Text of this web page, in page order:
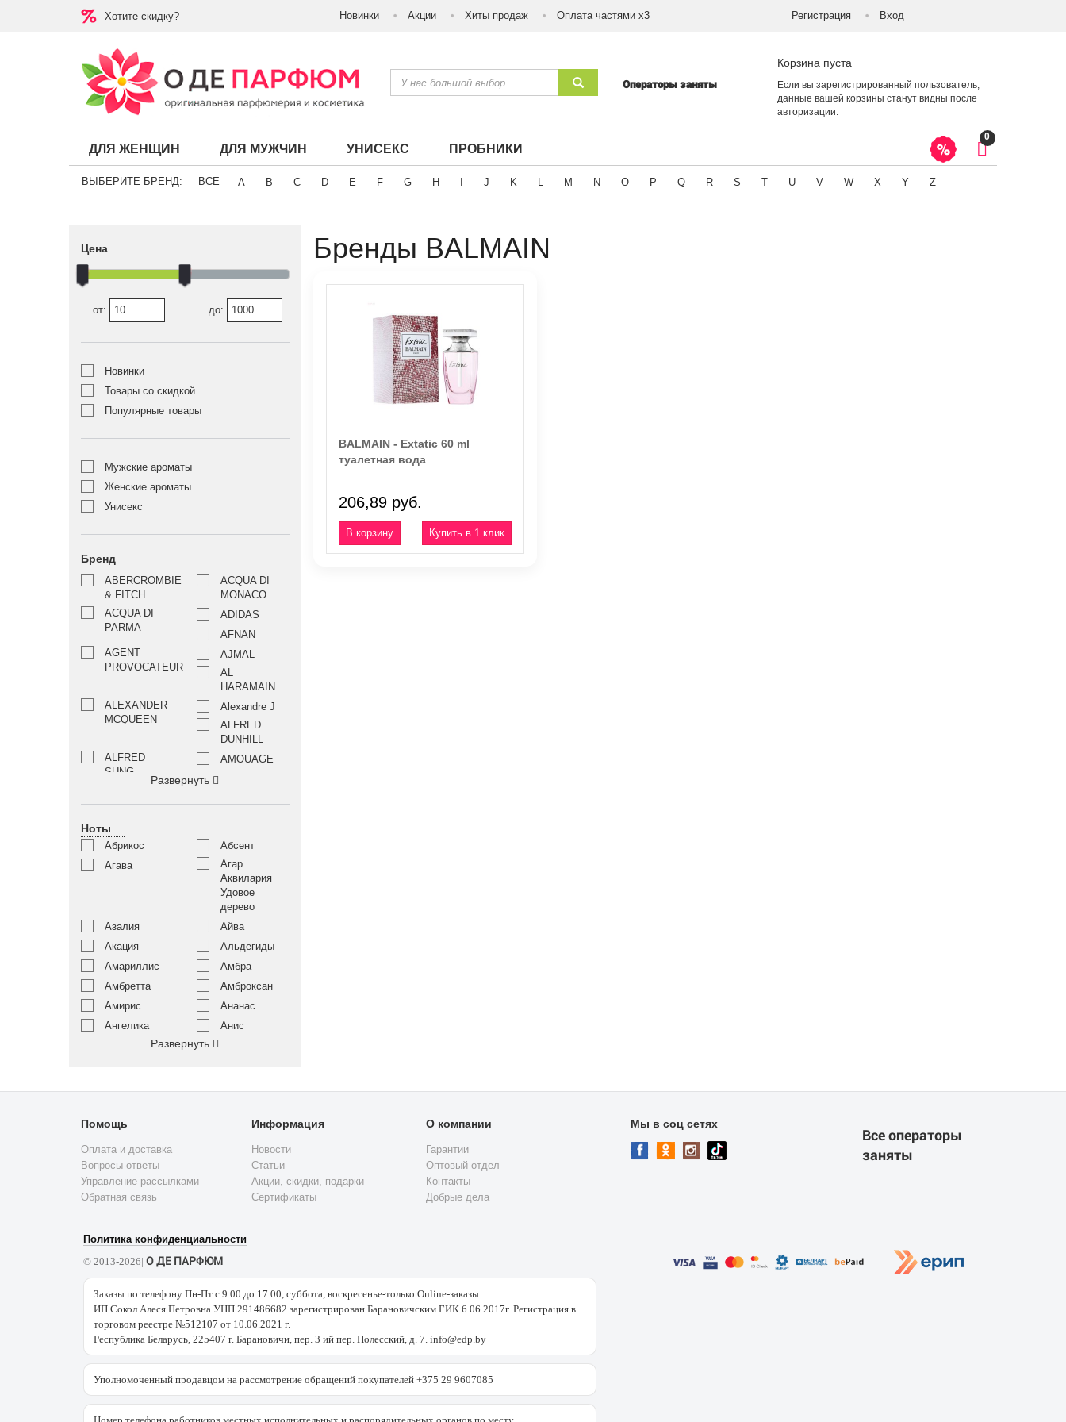
Хотите скидку? Новинки Акции Хиты продаж Оплата частями х3 Регистрация Вход
Операторы заняты
Корзина пуста
Если вы зарегистрированный пользователь,
данные вашей корзины станут видны после
авторизации
ДЛЯ ЖЕНЩИН ДЛЯ МУЖЧИН УНИСЕКС ПРОБНИКИ
0
ВЫБЕРИТЕ БРЕНД: ВСЕ A B C D E F G H J K L M N O P Q R S T U V W X Y Z
Цена
от: до:
Новинки
Товары со скидкой
Популярные товары
Мужские ароматы
Женские ароматы
Унисекс
Бренд
ABERCROMBIE
& FITCH
ACQUA DI
MONACO
ACQUA DI
PARMA
ADIDAS
AFNAN
AGENT
PROVOCATEUR
AJMAL
AL
HARAMAIN
ALEXANDER
MCQUEEN
Alexandre J
ALFRED
DUNHILL
ALFRED
SUNG
AMOUAGE
ANNE
FONTAINE
GOUTAL
ANTONIO
ANTONIO
MARETTI
ARABESQUE
PERFUMES
ARAMIS
ARIANA
GRANDE
ARMAF
ARMAND
BASI
ATELIER DES
ORS
ATELIER
MATERI
ATTAR
COLLECTION
AZZARO
REPUBLIC
BDK
PARFUMS
BENETTON
BENTLEY
BEVERLY
PARFUMKUNSTWERKE
BILL BLASS
BLUMARINE
VICTORIOUS
BOTTEGA
VENETA
BOUCHERON
BRIONI
BRITNEY
BROOKS
BRUNO
BANANI
BUGATTI
BVLGARI
BYBOZO
Развернуть
Ноты
Абрикос
Абсент
Агава
Агар
Аквилария
Удовое
дерево
Азалия
Айва
Акация
Альдегиды
Амариллис
Амбра
Амбретта
Амброксан
Амирис
Ананас
Ангелика
Анис
Арбуз
Артемизия
Бальса
Бальзовое
дерево
Бамбук
Бархотки
Бархотцы
Тагетес
Береза
Бессмертник
Бобы тонка
Болиголов
Боярышник
Бренди
Брусника
Ваниль
Вербена
Вермут
Ветивер
Виноград
Виски
Вишня
Водка
Водные ноты
Развернуть
Бренды BALMAIN
BALMAIN - Extatic 60 ml
туалетная вода
206,89 руб.
Купить в 1 клик
Помощь
Оплата и доставка
Вопросы-ответы
Управление рассылками
Обратная связь
Информация
Новости
Статьи
Акции, скидки, подарки
Сертификаты
О компании
Гарантии
Оптовый отдел
Контакты
Добрые дела
Мы в соц сетях
Все операторы
заняты
Политика конфиденциальности
© 2013-2026| О ДЕ ПАРФЮМ
Заказы по телефону Пн-Пт с 9.00 до 17.00, суббота, воскресенье-только Online-заказы.
ИП Сокол Алеся Петровна УНП 291486682 зарегистрирован Барановичским ГИК 6.06.2017г. Регистрация в
торговом реестре №512107 от 10.06.2021 г.
Республика Беларусь, 225407 г. Барановичи, пер. 3 ий пер. Полесский, д. 7. info@edp.by
Уполномоченный продавцом на рассмотрение обращений покупателей +375 29 9607085
Номер телефона работников местных исполнительных и распорядительных органов по месту